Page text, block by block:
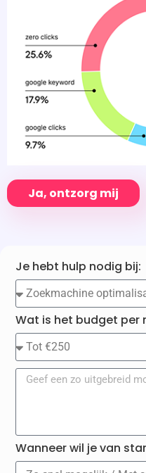
Ja, ontzorg mij
Je hebt hulp nodig bij:
Wat is het budget per
Wanneer wil je van